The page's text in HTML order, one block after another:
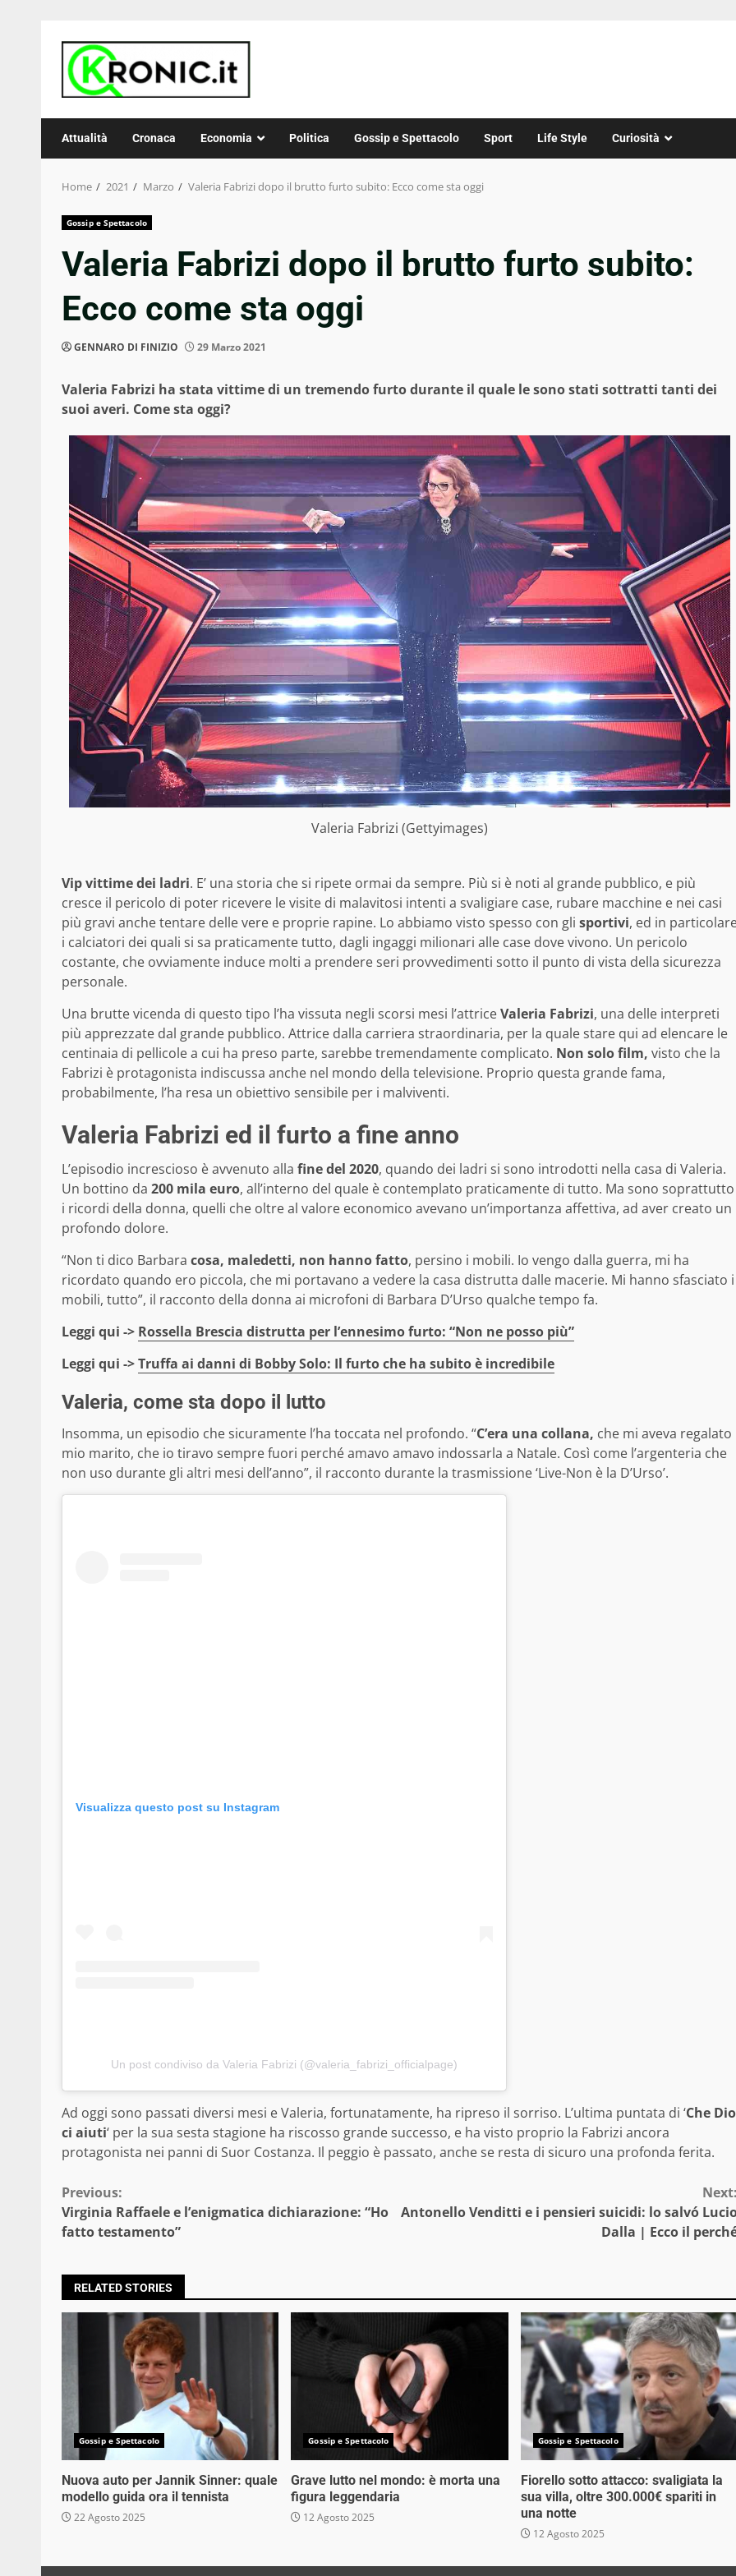
content
Attualità Cronaca Economia Politica Gossip e Spettacolo Sport Life Style Curiosità
Home 2021 Marzo Valeria Fabrizi dopo il brutto furto subito: Ecco come sta oggi
Gossip e Spettacolo
Valeria Fabrizi dopo il brutto furto subito:
Ecco come sta oggi
GENNARO DI FINIZIO 29 Marzo 2021
Valeria Fabrizi ha stata vittime di un tremendo furto durante il quale le sono stati sottratti tanti dei
suoi averi. Come sta oggi?
Valeria Fabrizi (Gettyimages)
Vip vittime dei ladri. E’ una storia che si ripete ormai da sempre. Più si è noti al grande pubblico, e più
cresce il pericolo di poter ricevere le visite di malavitosi intenti a svaligiare case, rubare macchine e nei casi
più gravi anche tentare delle vere e proprie rapine. Lo abbiamo visto spesso con gli sportivi, ed in
i calciatori dei quali si sa praticamente tutto, dagli ingaggi milionari alle case dove vivono. Un pericolo
costante, che ovviamente induce molti a prendere seri provvedimenti sotto il punto di vista della sicurezza
personale.
Una brutte vicenda di questo tipo l’ha vissuta negli scorsi mesi l’attriceValeria Fabrizi, una delle interpreti
più apprezzate dal grande pubblico. Attrice dalla carriera straordinaria, per la quale stare qui ad elencare le
centinaia di pellicole a cui ha preso parte, sarebbe tremendamente complicato. Non solo film, visto che la
Fabrizi è protagonista indiscussa anche nel mondo della televisione. Proprio questa grande fama,
probabilmente, l’ha resa un obiettivo sensibile per i malviventi.
Valeria Fabrizi ed il furto a fine anno
L’episodio increscioso è avvenuto alla fine del 2020, quando dei ladri si sono introdotti nella casa di Valeria.
Un bottino da 200 mila euro, all’interno del quale è contemplato praticamente di tutto. Ma sono soprattutto
i ricordi della donna, quelli che oltre al valore economico avevano un’importanza affettiva, ad aver creato un
profondo dolore.
“Non ti dico Barbara cosa, maledetti, non hanno fatto, persino i mobili. Io vengo dalla guerra, mi ha
ricordato quando ero piccola, che mi portavano a vedere la casa distrutta dalle macerie. Mi hanno sfasciato i
mobili, tutto”, il racconto della donna ai microfoni di Barbara D’Urso qualche tempo fa.
Leggi qui -> Rossella Brescia distrutta per l’ennesimo furto: “Non ne posso più”
Leggi qui ->Truffa ai danni di Bobby Solo: Il furto che ha subito è incredibile
Valeria, come sta dopo il lutto
Insomma, un episodio che sicuramente l’ha toccata nel profondo. “C’era una collana, che mi aveva regalato
mio marito, che io tiravo sempre fuori perché amavo amavo indossarla a Natale. Così come l’argenteria che
non uso durante gli altri mesi dell’anno”, il racconto durante la trasmissione ‘Live-Non è la D’Urso’.
Visualizza questo post su Instagram
Un post condiviso da Valeria Fabrizi (@valeria_fabrizi_officialpage)
Ad oggi sono passati diversi mesi e Valeria, fortunatamente, ha ripreso il sorriso. L’ultima puntata di ‘Che Dio
ci aiuti‘ per la sua sesta stagione ha riscosso grande successo, e ha visto proprio la Fabrizi ancora
protagonista nei panni di Suor Costanza. Il peggio è passato, anche se resta di sicuro una profonda ferita.
Continue
Reading
Previous:
Virginia Raffaele e l’enigmatica dichiarazione: “Ho
fatto testamento”
Antonello Venditti e i pensieri suicidi: lo salvó
Dalla | Ecco il
RELATED STORIES
Gossip e Spettacolo
Nuova auto per Jannik Sinner: quale
modello guida ora il tennista
22 Agosto 2025
Gossip e Spettacolo
Grave lutto nel mondo: è morta una
figura leggendaria
12 Agosto 2025
Gossip e Spettacolo
Fiorello sotto attacco: svaligiata la
sua villa, oltre 300.000€ spariti in
una notte
12 Agosto 2025